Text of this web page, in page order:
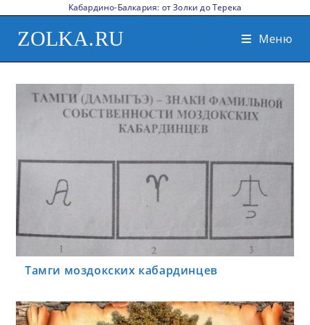
Кабардино-Балкария: от Золки до Терека
ZOLKA.RU Меню
Тамги моздокских кабардинцев